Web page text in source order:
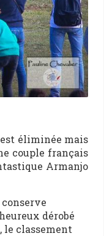
est éliminée mais
couple français
Armanjo
dérobé
le classement